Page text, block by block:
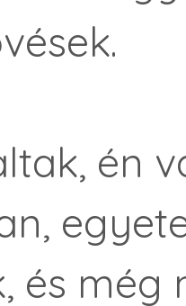
én
és még